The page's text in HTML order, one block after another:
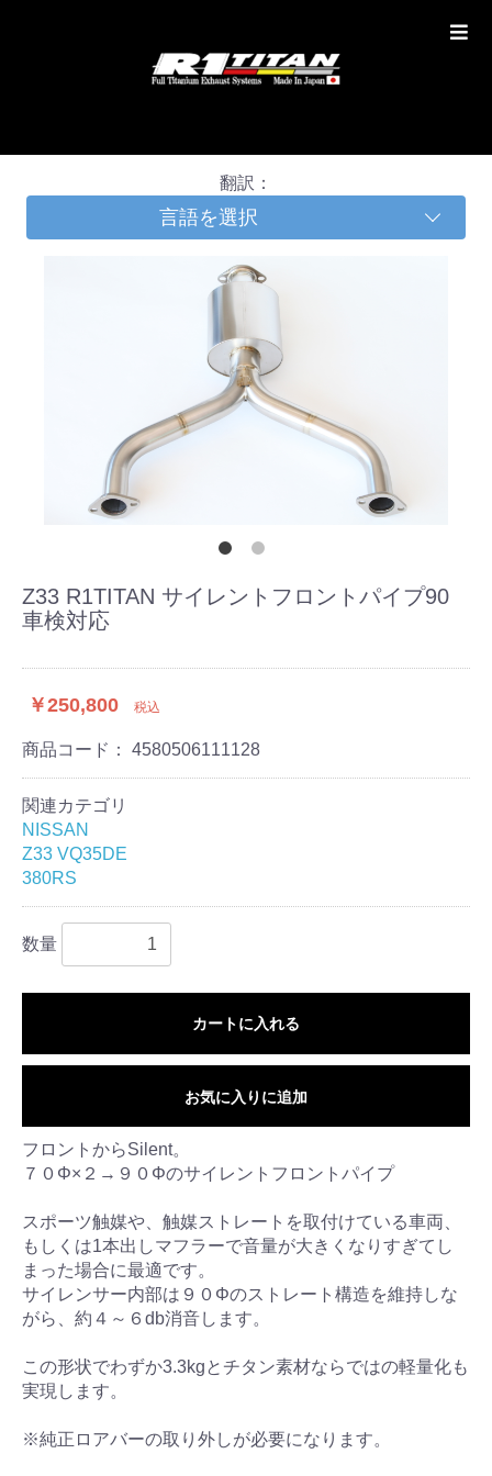
翻訳：
言語を選択
Z33 R1TITAN サイレントフロントパイプ90
車検対応
￥250,800 税込
商品コード： 4580506111128
関連カテゴリ
NISSAN
Z33 VQ35DE
380RS
数量
カートに入れる
お気に入りに追加
フロントからSilent。
７０Φ×２→９０Φのサイレントフロントパイプ
スポーツ触媒や、触媒ストレートを取付けている車両、
もしくは1本出しマフラーで音量が大きくなりすぎてし
まった場合に最適です。
サイレンサー内部は９０Φのストレート構造を維持しな
がら、約４～６db消音します。
この形状でわずか3.3kgとチタン素材ならではの軽量化も
実現します。
※純正ロアバーの取り外しが必要になります。